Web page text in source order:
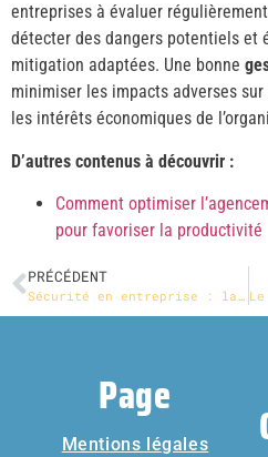
entreprises à évaluer
détecter des dangers potentiels et
mitigation adaptées. Une bonne
minimiser les impacts adverses
les intérêts économiques de
D’autres contenus à découvrir :
Comment optimiser
pour favoriser la productivité
PRÉCÉDENT
Sécurité en entreprise : la formation au couteau de combat est-elle indispensable ?
Page
Mentions légales